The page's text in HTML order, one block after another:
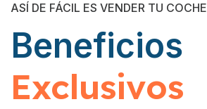
ASÍ DE FÁCIL ES VENDER TU COCHE
Beneficios
Exclusivos